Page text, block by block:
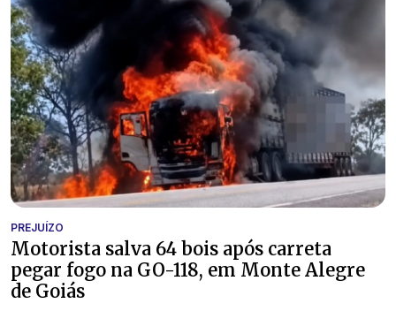
PREJUÍZO
Motorista salva 64 bois após carreta
pegar fogo na GO-118, em Monte Alegre
de Goiás